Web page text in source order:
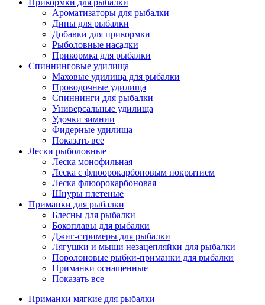
Прикормки для рыбалки
Ароматизаторы для рыбалки
Дипы для рыбалки
Добавки для прикормки
Рыболовные насадки
Прикормка для рыбалки
Спиннинговые удилища
Маховые удилища для рыбалки
Проводочные удилища
Спиннинги для рыбалки
Универсальные удилища
Удочки зимнии
Фидерные удилища
Показать все
Лески рыболовные
Леска монофильная
Леска с флюорокарбоновым покрытием
Леска флюорокарбоновая
Шнуры плетеные
Приманки для рыбалки
Блесны для рыбалки
Бокоплавы для рыбалки
Джиг-стримеры для рыбалки
Лягушки и мыши незацепляйки для рыбалки
Поролоновые рыбки-приманки для рыбалки
Приманки оснащенные
Показать все
Приманки мягкие для рыбалки